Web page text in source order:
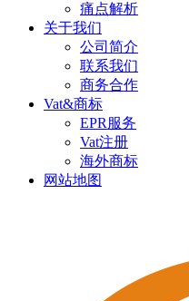
痛点解析
关于我们
公司简介
联系我们
商务合作
Vat&商标
EPR服务
Vat注册
海外商标
网站地图